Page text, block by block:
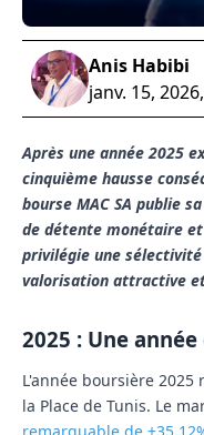
Anis Habibi
janv. 15,
Après une année 2025
cinquième hausse
bourse MAC SA publie
de détente monétaire
privilégie une
valorisation attractive
2025 : Une
L'année boursière
la Place de Tunis. Le